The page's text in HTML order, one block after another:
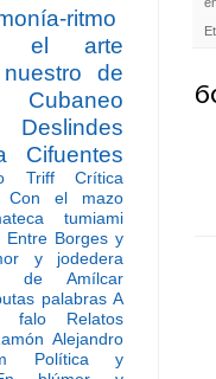
ritmo
el arte
de
Cubaneo
Deslindes
Cifuentes
Triff
Crítica
Con el mazo
tumiami
Entre Borges y
y jodedera
de Amílcar
palabras A
falo
Relatos
Alejandro
Política y